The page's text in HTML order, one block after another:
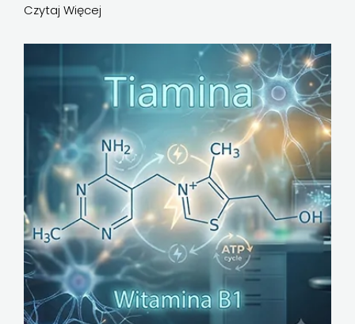
Czytaj Więcej